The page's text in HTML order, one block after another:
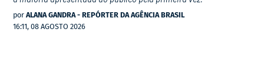
por ALANA GANDRA - REPÓRTER DA AGÊNCIA BRASIL
16:11, 08 AGOSTO 2026